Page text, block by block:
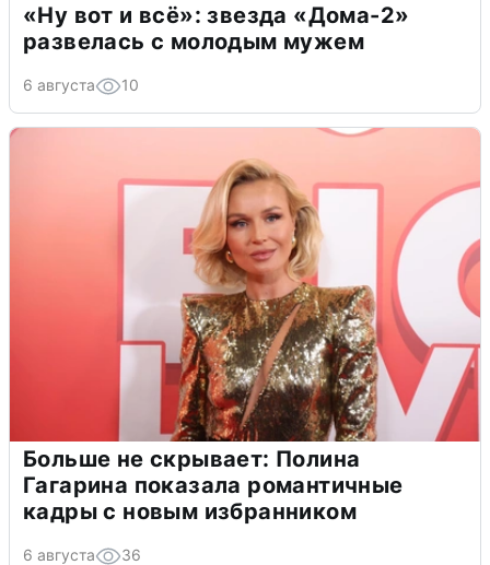
«Ну вот и всё»: звезда «Дома-2»
развелась с молодым мужем
6 августа 10
Больше не скрывает: Полина
Гагарина показала романтичные
кадры с новым избранником
6 августа 36